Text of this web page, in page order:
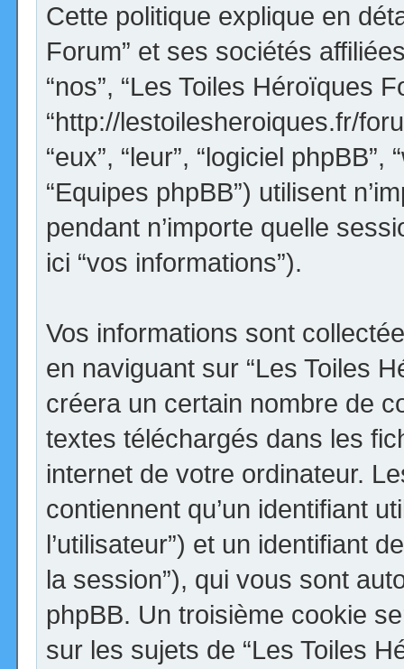
Cette politique explique en
Forum” et ses sociétés
“nos”, “Les Toiles Héroïques
“http://lestoilesheroiques.fr/
“eux”, “leur”, “logiciel
“Equipes phpBB”) utilisent
pendant n’importe quelle
ici “vos informations”).
Vos informations sont
en naviguant sur “Les Toiles
créera un certain nombre de
textes téléchargés dans les
internet de votre ordinateur.
contiennent qu’un identifiant
l’utilisateur”) et un identifiant
la session”), qui vous sont
phpBB. Un troisième cookie
sur les sujets de “Les Toiles